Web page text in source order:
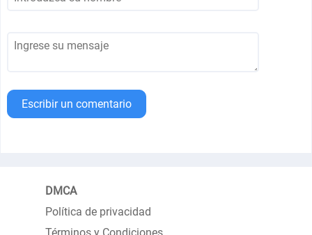
Escribir un comentario
DMCA
Política de privacidad